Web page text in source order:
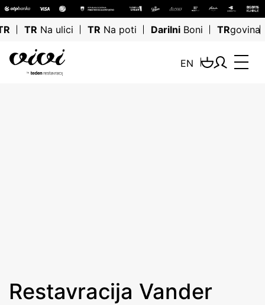
TR Na ulici TR Na poti Darilni Boni TRgovina
EN
Restavracija Vander